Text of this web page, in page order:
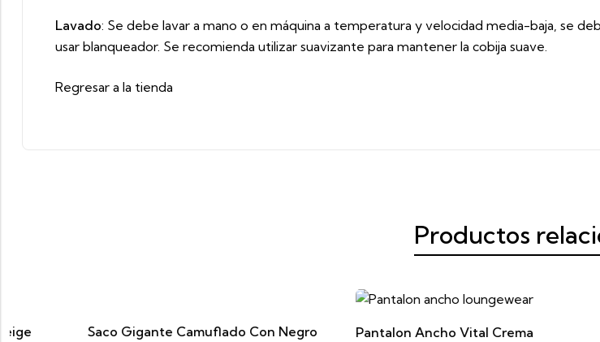
Lavado: Se debe lavar a mano o en máquina a temperatura y velocidad media-baja, se
usar blanqueador. Se recomienda utilizar suavizante para mantener la cobija suave.
Regresar a la tienda
Productos
Saco Gigante Camuflado Con Negro
Pantalon Ancho Vital Crema